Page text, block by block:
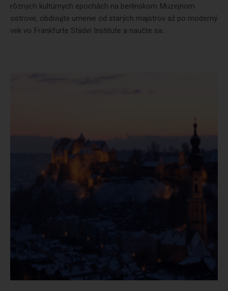
rôznych kultúrnych epochách na berlinskom Muzejnom
ostrove, obdivujte umenie od starých majstrov až po moderný
vek vo Frankfurte Städel Institute a naučte sa...